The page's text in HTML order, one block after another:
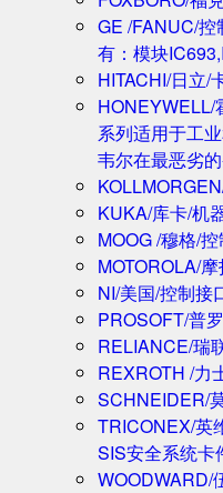
GE /FANUC/控
有：模块
HITACHI/日立/
HONEYWELL/
系列适用于工
韦尔在最恶劣
KUKA/库卡/机
MOOG /穆格/
MOTOROLA/
NI/美国/控制接
PROSOFT/普
RELIANCE/瑞
REXROTH /力
SCHNEIDER/
TRICONEX/英
SIS安全系统卡
WOODWARD/